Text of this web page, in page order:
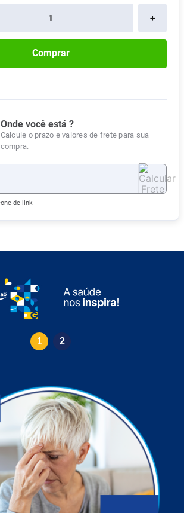
＋
Comprar
Onde você está ?
Calcule o prazo e valores de frete para sua
compra.